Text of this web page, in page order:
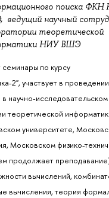
поиска
ведущий научный
теоретической
НИУ ВШЭ
семинары по курсу
2", участвует в
научно-исследовательском
теоретической
университете,
Московском физико-
продолжает
вычислений,
вычисления, теория